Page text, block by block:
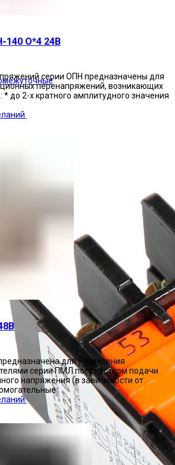
140 О*4 24В
серии ОПН предназначены для
перенапряжений, возникающих
* до 2-х кратного амплитудного значения
для управления
серии ПМЛ посредством подачи
напряжения (в зависимости от